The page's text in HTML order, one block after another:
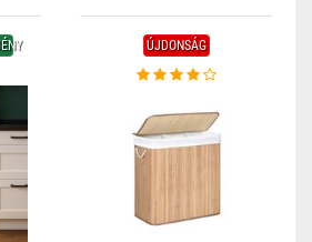
ÚJDONSÁG